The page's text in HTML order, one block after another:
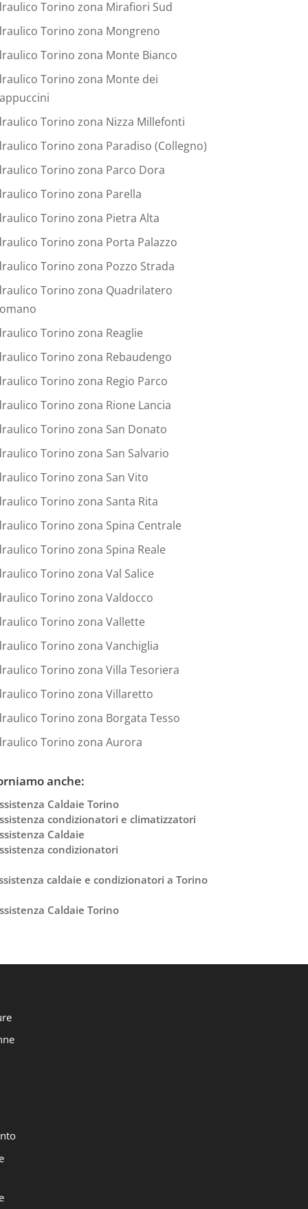
Torino zona Mirafiori Sud
Torino zona Mongreno
Torino zona Monte Bianco
Torino zona Monte dei
Torino zona Nizza Millefonti
Torino zona Paradiso (Collegno)
Torino zona Parco Dora
Torino zona Parella
Torino zona Pietra Alta
Torino zona Porta Palazzo
Torino zona Pozzo Strada
Torino zona Quadrilatero
Torino zona Reaglie
Torino zona Rebaudengo
Torino zona Regio Parco
Torino zona Rione Lancia
Torino zona San Donato
Torino zona San Salvario
Torino zona San Vito
Torino zona Santa Rita
Torino zona Spina Centrale
Torino zona Spina Reale
Torino zona Val Salice
Torino zona Valdocco
Torino zona Vallette
Torino zona Vanchiglia
Torino zona Villa Tesoriera
Torino zona Villaretto
Torino zona Borgata Tesso
Torino zona Aurora
anche:
Caldaie Torino
condizionatori e climatizzatori
Caldaie
condizionatori
caldaie e condizionatori a Torino
Caldaie Torino